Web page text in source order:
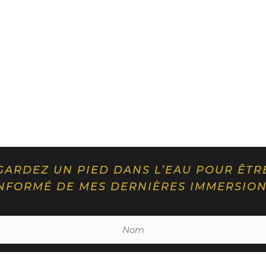
UN PIED DANS L’EAU POUR
DE MES DERNIÈRES